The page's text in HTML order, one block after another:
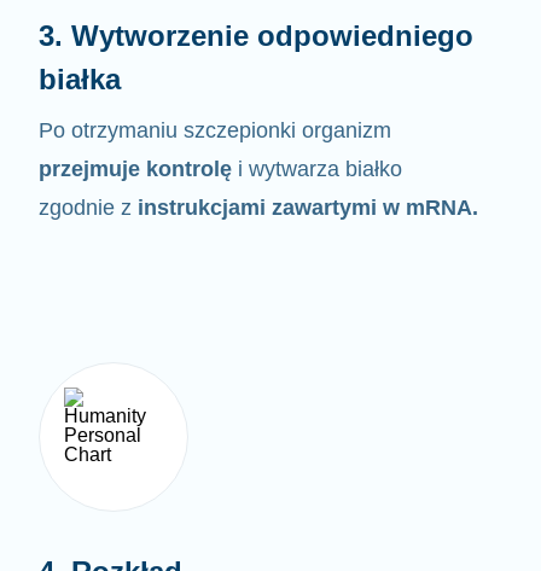
białka
Po otrzymaniu szczepionki organizm
przejmuje kontrolęi wytwarza białko
zgodnie zinstrukcjami zawartymi wmRNA.